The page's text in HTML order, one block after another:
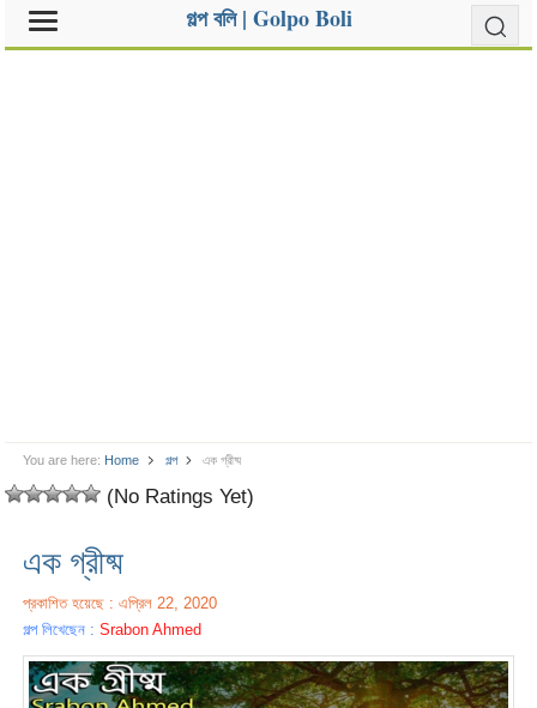
গল্প বলি | Golpo Boli
You are here: Home গল্প এক গ্রীষ্ম
(No Ratings Yet)
এক গ্রীষ্ম
প্রকাশিত হয়েছে : এপ্রিল 22, 2020
গল্প লিখেছেন :Srabon Ahmed